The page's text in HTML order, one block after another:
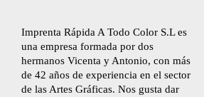
Imprenta Rápida A Todo Color S.L es
una empresa formada por dos
hermanos Vicenta y Antonio, con más
de 42 años de experiencia en el sector
de las Artes Gráficas. Nos gusta dar